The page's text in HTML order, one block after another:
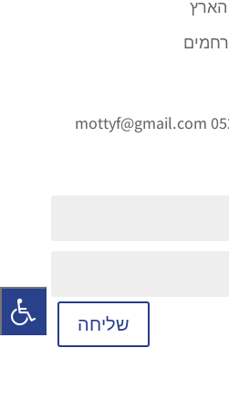
הארץ
mottyf@gmail.com
שליחה